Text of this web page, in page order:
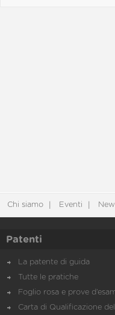
Chi siamo Eventi
Patenti
La patente di guida
Tutte le pratiche
Foglio rosa e prove
Carta di Qualificazione del